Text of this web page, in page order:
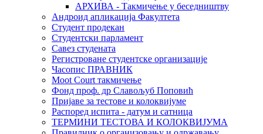
АРХИВА - Такмичење у беседништву
Андроид апликација Факултета
Студент продекан
Студентски парламент
Савез студената
Регистроване студентске организације
Часопис ПРАВНИК
Moot Court такмичење
Фонд проф. др Славољуб Поповић
Пријаве за тестове и колоквијуме
Распоред испита - датум и сатница
ТЕРМИНИ ТЕСТОВА И КОЛОКВИЈУМА